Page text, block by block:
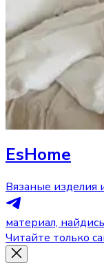
EsHome
Вязаные изделия
материал,
Читайте только